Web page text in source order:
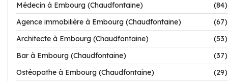
Médecin à Embourg (Chaudfontaine)
(84)
Agence immobilière à Embourg (Chaudfontaine)
(67)
Architecte à Embourg (Chaudfontaine)
(53)
Bar à Embourg (Chaudfontaine)
(37)
Ostéopathe à Embourg (Chaudfontaine)
(29)